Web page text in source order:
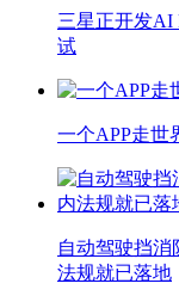
三星正开发AI
试
一个APP走世
自动驾驶挡消
法规就已落地